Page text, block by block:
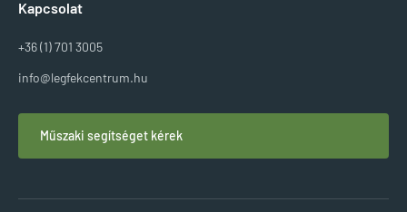
Kapcsolat
+36 (1) 701 3005
info@legfekcentrum.hu
Műszaki segítséget kérek